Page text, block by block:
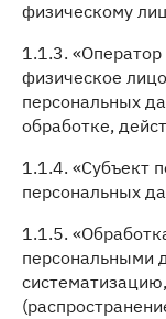
физическому
1.1.3.
физическое
персональных
обработке,
1.1.4. «Субъект
персональных
1.1.5.
персональными